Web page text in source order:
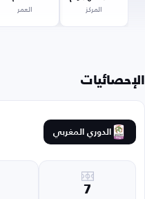
المركز العمر
الإحصائيات
الدوري المغربي
7